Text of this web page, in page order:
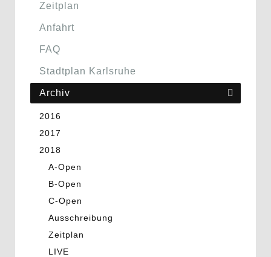
Zeitplan
Anfahrt
FAQ
Stadtplan Karlsruhe
Archiv
2016
2017
2018
A-Open
B-Open
C-Open
Ausschreibung
Zeitplan
LIVE